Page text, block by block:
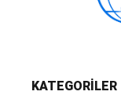
KATEGORİLER